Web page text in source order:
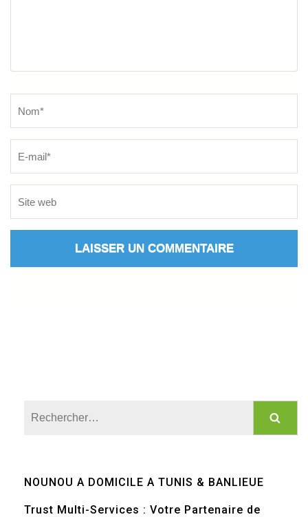
NOUNOU A DOMICILE A TUNIS & BANLIEUE
Trust Multi-Services : Votre Partenaire de